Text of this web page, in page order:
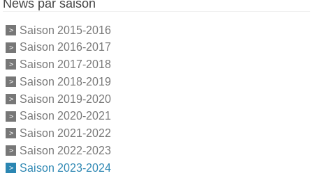
News par saison
Saison 2015-2016
Saison 2016-2017
Saison 2017-2018
Saison 2018-2019
Saison 2019-2020
Saison 2020-2021
Saison 2021-2022
Saison 2022-2023
Saison 2023-2024